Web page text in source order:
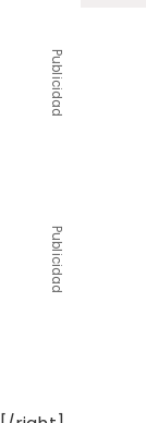
Publicidad
Publicidad